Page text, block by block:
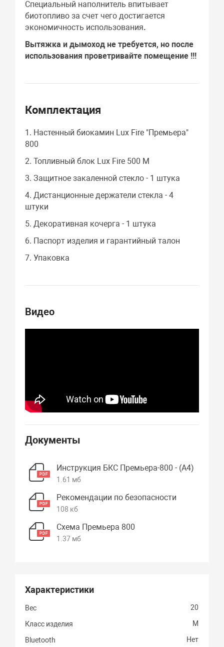
Специальный наполнитель впитывает
биотопливо за счет чего достигается
экономичность использования.
Вытяжка и дымоход не требуется, но после
использования проветривайте помещение !!!
Комплектация
1. Настенный биокамин Lux Fire "Премьера"
800
2. Топливный блок Lux Fire 500 M
3. Защитное закаленной стекло - 1 штука
4. Дистанционные держатели стекла - 4
штуки
5. Декоративная кочерга - 1 штука
6. Паспорт изделия и гарантийный талон
7. Упаковка
Видео
Документы
Инструкция БКС Премьера-800 - (А4)
1.61 мб
Рекомендации по безопасности
108 кб
Схема Премьера 800
1.37 мб
Характеристики
Вес 20
Класс изделия M
Bluetooth Нет